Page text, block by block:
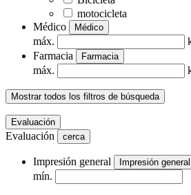
motocicleta
Médico
Médico
máx.
Farmacia
Farmacia
máx.
Mostrar todos los filtros de búsqueda
Evaluación
Evaluación cerca
Impresión general Impresión general
mín.